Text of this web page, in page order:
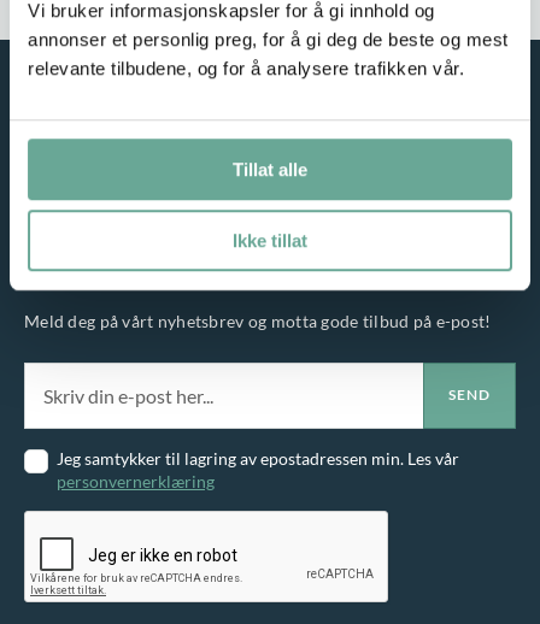
Vi bruker informasjonskapsler for å gi innhold og
annonser et personlig preg, for å gi deg de beste og mest
relevante tilbudene, og for å analysere trafikken vår.
Tillat alle
Ikke tillat
Meld deg på vårt nyhetsbrev og motta gode tilbud på e-post!
Jeg samtykker til lagring av epostadressen min. Les vår
personvernerklæring